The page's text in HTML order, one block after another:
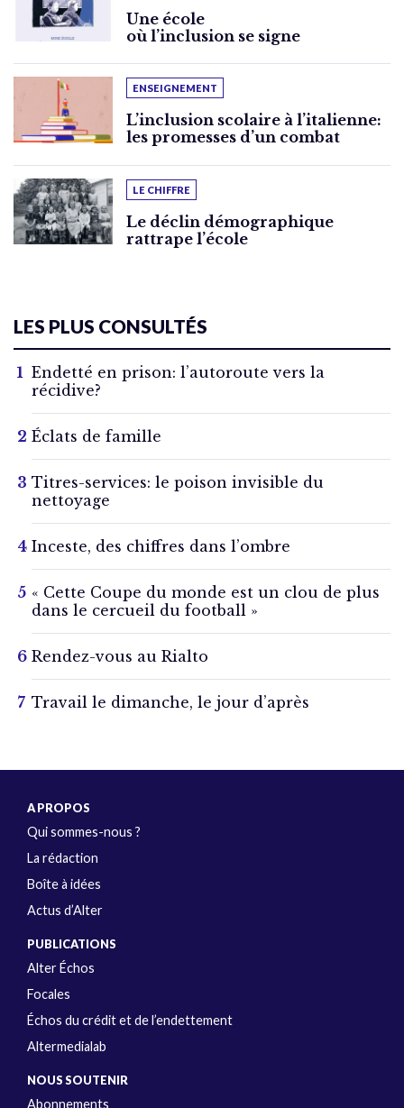
Une école
où l’inclusion se signe
ENSEIGNEMENT
L’inclusion scolaire à l’italienne:
les promesses d’un combat
LE CHIFFRE
Le déclin démographique
rattrape l’école
LES PLUS CONSULTÉS
Endetté en prison: l’autoroute vers la
récidive?
Éclats de famille
Titres-services: le poison invisible du
nettoyage
Inceste, des chiffres dans l’ombre
« Cette Coupe du monde est un clou de plus
dans le cercueil du football »
Rendez-vous au Rialto
Travail le dimanche, le jour d’après
A PROPOS
Qui sommes-nous ?
La rédaction
Boîte à idées
Actus d’Alter
PUBLICATIONS
Alter Échos
Focales
Échos du crédit et de l’endettement
Altermedialab
NOUS SOUTENIR
Abonnements